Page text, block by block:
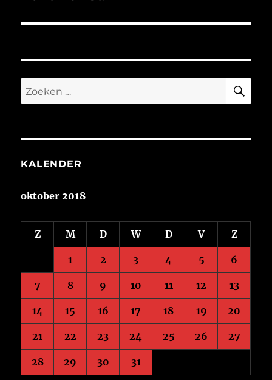
Zoeken
naar:
KALENDER
oktober 2018
Z M D W D V Z
1 2 3 4 5 6
7 8 9 10 11 12 13
14 15 16 17 18 19 20
21 22 23 24 25 26 27
28 29 30 31